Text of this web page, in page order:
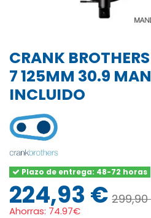
CRANK
7 125MM 30.9
INCLUIDO
Plazo de entrega: 48-72 horas
224,93 €
Ahorras: 74.97€